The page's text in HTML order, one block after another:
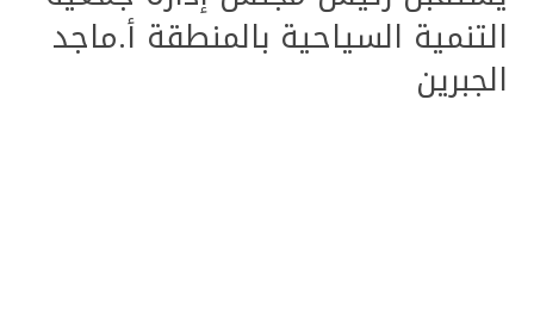
التنمية السياحية بالمنطقة أ.ماجد
الجبرين